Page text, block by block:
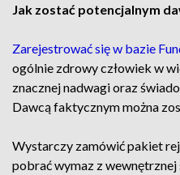
Jak zostać potencjalnym
Zarejestrować się w bazie
ogólnie zdrowy człowiek w
znacznej nadwagi oraz
Dawcą faktycznym można
Wystarczy zamówić pakiet
pobrać wymaz z wewnętrznej